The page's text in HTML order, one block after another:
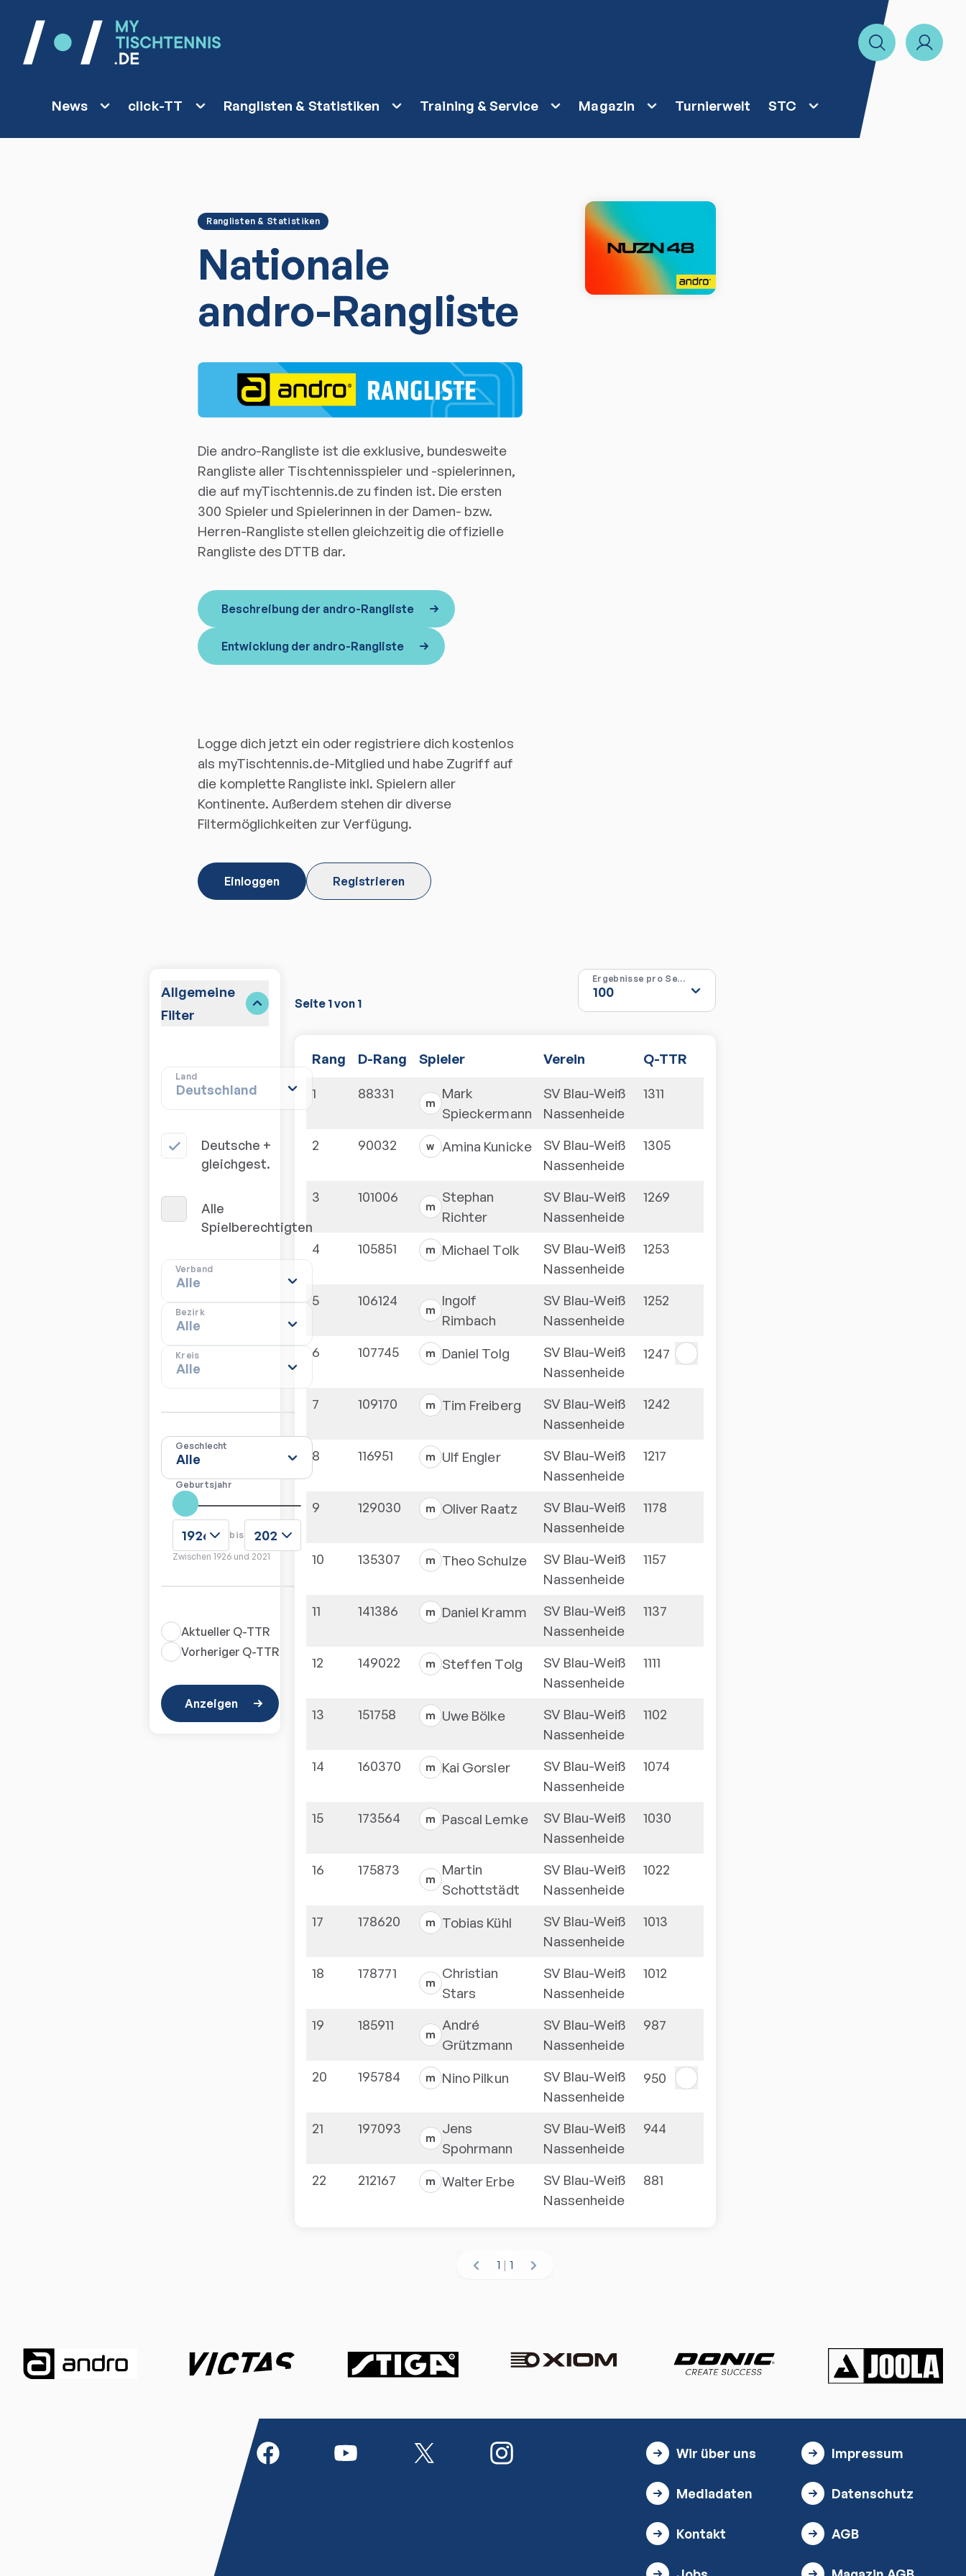
News click-TT Ranglisten & Statistiken Training & Service Magazin Turnierwelt STC
Ranglisten & Statistiken
Nationale
andro-Rangliste
Die andro-Rangliste ist die exklusive, bundesweite
Rangliste aller Tischtennisspieler und -spielerinnen,
die auf myTischtennis.de zu finden ist. Die ersten
300 Spieler und Spielerinnen in der Damen- bzw.
Herren-Rangliste stellen gleichzeitig die offizielle
Rangliste des DTTB dar.
Beschreibung der andro-Rangliste
Entwicklung der andro-Rangliste
Logge dich jetzt ein oder registriere dich kostenlos
als myTischtennis.de-Mitglied und habe Zugriff auf
die komplette Rangliste inkl. Spielern aller
Kontinente. Außerdem stehen dir diverse
Filtermöglichkeiten zur Verfügung.
Einloggen Registrieren
Allgemeine
Filter
Land
Deutsche +
gleichgest.
Alle
Spielberechtigten
Verband
Bezirk
Kreis
Geschlecht
Geburtsjahr
bis
Zwischen 1926 und 2021
Aktueller Q-TTR
Vorheriger Q-TTR
Anzeigen
Seite 1von 1
Ergebnisse pro Seite
Rang D-Rang Spieler Verein Q-TTR
1 88331
m
Mark
Spieckermann
SV Blau-Weiß
Nassenheide
1311
2 90032 w Amina Kunicke
SV Blau-Weiß
Nassenheide
1305
3 101006
m
Stephan
Richter
SV Blau-Weiß
Nassenheide
1269
4 105851 m Michael Tolk
SV Blau-Weiß
Nassenheide
1253
5 106124
m
Ingolf
Rimbach
SV Blau-Weiß
Nassenheide
1252
6 107745 m Daniel Tolg
SV Blau-Weiß
Nassenheide
1247
7 109170 m Tim Freiberg
SV Blau-Weiß
Nassenheide
1242
8 116951 m Ulf Engler
SV Blau-Weiß
Nassenheide
1217
9 129030 m Oliver Raatz
SV Blau-Weiß
Nassenheide
1178
10 135307 m Theo Schulze
SV Blau-Weiß
Nassenheide
1157
11 141386 m Daniel Kramm
SV Blau-Weiß
Nassenheide
1137
12 149022 m Steffen Tolg
SV Blau-Weiß
Nassenheide
1111
13 151758 m Uwe Bölke
SV Blau-Weiß
Nassenheide
1102
14 160370 m Kai Gorsler
SV Blau-Weiß
Nassenheide
1074
15 173564 m Pascal Lemke
SV Blau-Weiß
Nassenheide
1030
16 175873
m
Martin
Schottstädt
SV Blau-Weiß
Nassenheide
1022
17 178620 m Tobias Kühl
SV Blau-Weiß
Nassenheide
1013
18 178771
m
Christian
Stars
SV Blau-Weiß
Nassenheide
1012
19 185911
m
André
Grützmann
SV Blau-Weiß
Nassenheide
987
20 195784 m Nino Pilkun
SV Blau-Weiß
Nassenheide
950
21 197093
m
Jens
Spohrmann
SV Blau-Weiß
Nassenheide
944
22 212167 m Walter Erbe
SV Blau-Weiß
Nassenheide
881
1 | 1
Wir über uns
Mediadaten
Kontakt
Impressum
Datenschutz
AGB